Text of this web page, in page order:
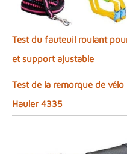
Test du fauteuil roulant
et support ajustable
Test de la remorque de
Hauler 4335